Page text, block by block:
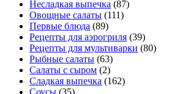
Несладкая выпечка (87)
Овощные салаты (111)
Первые блюда (89)
Рецепты для аэрогриля (39)
Рецепты для мультиварки (80)
Рыбные салаты (63)
Салаты с сыром (2)
Сладкая выпечка (162)
Соусы (35)